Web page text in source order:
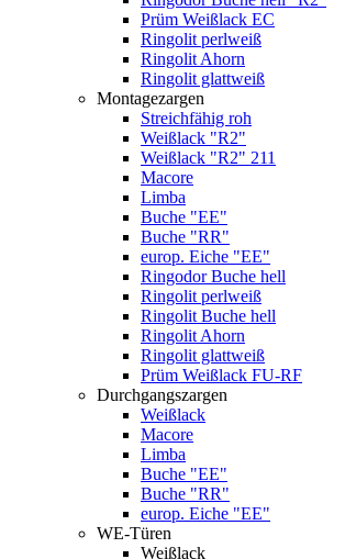
Prüm Weißlack EC
Ringolit perlweiß
Ringolit Ahorn
Ringolit glattweiß
Montagezargen
Streichfähig roh
Weißlack "R2"
Weißlack "R2" 211
Macore
Limba
Buche "EE"
Buche "RR"
europ. Eiche "EE"
Ringodor Buche hell
Ringolit perlweiß
Ringolit Buche hell
Ringolit Ahorn
Ringolit glattweiß
Prüm Weißlack FU-RF
Durchgangszargen
Weißlack
Macore
Limba
Buche "EE"
Buche "RR"
europ. Eiche "EE"
WE-Türen
Weißlack